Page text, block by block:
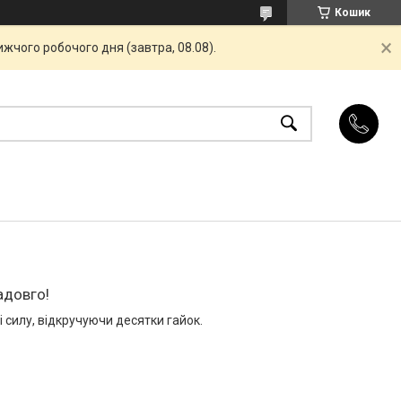
Кошик
робочого дня (завтра, 08.08).
відкручуючи десятки гайок.